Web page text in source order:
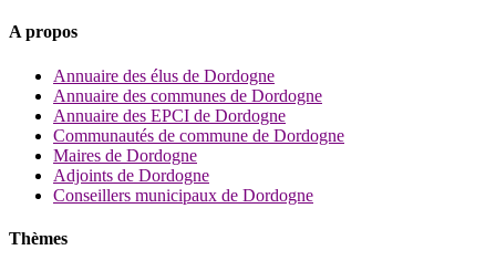
A propos
Annuaire des élus de Dordogne
Annuaire des communes de Dordogne
Annuaire des EPCI de Dordogne
Communautés de commune de Dordogne
Maires de Dordogne
Adjoints de Dordogne
Conseillers municipaux de Dordogne
Thèmes